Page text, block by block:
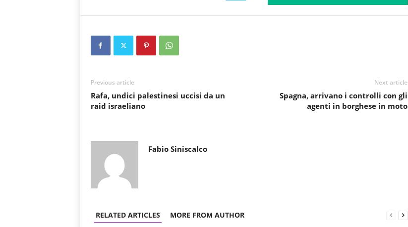
Previous article
Rafa, undici palestinesi uccisi da un
raid israeliano
Next article
Spagna, arrivano i controlli con gli
agenti in borghese in moto
Fabio Siniscalco
RELATED ARTICLES MORE FROM AUTHOR